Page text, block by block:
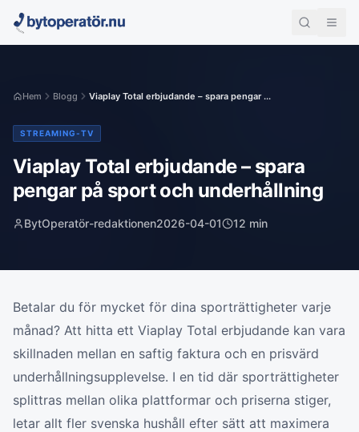
Hem Blogg Viaplay Total erbjudande – spara pengar ...
STREAMING-TV
Viaplay Total erbjudande – spara
pengar på sport och underhållning
BytOperatör-redaktionen2026-04-01 12 min
Betalar du för mycket för dina sporträttigheter varje
månad? Att hitta ett Viaplay Total erbjudande kan vara
skillnaden mellan en saftig faktura och en prisvärd
underhållningsupplevelse. I en tid där sporträttigheter
splittras mellan olika plattformar och priserna stiger,
letar allt fler svenska hushåll efter sätt att maximera